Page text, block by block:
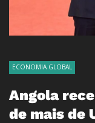
ECONOMIA GLOBAL
Angola
de mais de